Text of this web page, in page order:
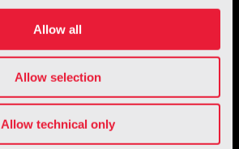
Allow all
Allow selection
Allow technical only